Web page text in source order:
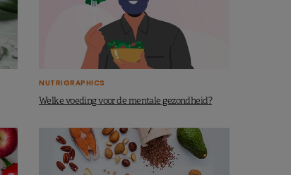
NUTRIGRAPHICS
Welke voeding voor de mentale gezondheid?